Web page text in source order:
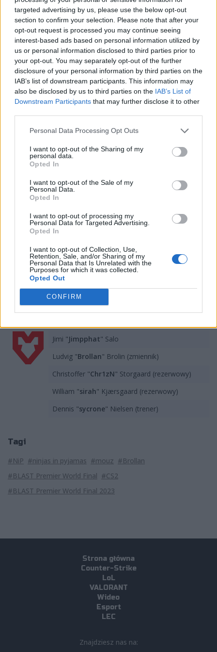
targeted advertising by us, please use the below opt-out
section to confirm your selection. Please note that after your
opt-out request is processed you may continue seeing
interest-based ads based on personal information utilized by
us or personal information disclosed to third parties prior to
your opt-out. You may separately opt-out of the further
disclosure of your personal information by third parties on the
IAB’s list of downstream participants. This information may
also be disclosed by us to third parties on the IAB’s List of
Downstream Participants that may further disclose it to other
Personal Data Processing Opt Outs
I want to opt-out of the Sharing of my
personal data.
Opted In
I want to opt-out of the Sale of my
Personal Data.
Opted In
I want to opt-out of processing my
Personal Data for Targeted Advertising.
Opted In
I want to opt-out of Collection, Use,
Retention, Sale, and/or Sharing of my
Personal Data that Is Unrelated with the
Purposes for which it was collected.
Opted Out
CONFIRM
nie wyszło. –Jestem bardzo podekscytowany grą z
MOUZ na światowych finałach BLASTA! To grupa
głodnych graczy, z którymi nie mogę doczekać się gry.
Do zobaczenia w Abu Zabi. Dziękuję NIP-owi za
pozwolenie mi na stand-inowanie!– zapewnił Brollan
za pośrednictwemmediów społecznościowych.
Luka w składzie MOUZ powstała niedawno. Wszystko
dlatego, że David "frozen" Čerňanský zdecydował się
opuścić ekipę, by kontynuować swoją karierę w FaZe
ten moment nie wiadomo jednak, czy Myszy chcą
skorzystać z usług Brolina tylko podczas tego jednego
wydarzenia, czy też brana pod uwagę jest możliwość
nawiązania dłuższej współpracy. Wiemy natomiast, że
do składu zgłoszeni zostali również Christoffer
"Chr1zN" Storgaard oraz William "sirah" Kjærsgaard.
MOUZ, chociaż miesiąc temu mieli okazję przez chwilę
wspomagać Heroic w roli zmienników.
Potencjalny skład MOUZ na BLAST Premier
World Final 2023:
Ádám "torzsi" Torzsás
Dorian "xertioN" Berman
Jimi "Jimpphat" Salo
Ludvig "Brollan" Brolin (zmiennik)
Christoffer "Chr1zN" Storgaard (rezerwowy)
William "sirah" Kjærsgaard (rezerwowy)
Dennis "⁠sycrone⁠" Nielsen (trener)
Tagi
#NiP #ninjas in pyjamas #mouz #Brollan
#BLAST Premier World Final #CS2
#BLAST Premier World Final 2023
Strona główna
Counter-Strike
LoL
VALORANT
Wideo
Esport
LEC
Znajdziesz nas na: